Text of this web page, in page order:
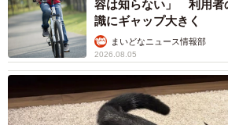
容は知らない」 利用者
識にギャップ大きく
まいどなニュース情報部
2026.08.05